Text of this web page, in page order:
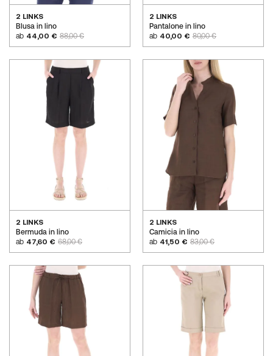
2 LINKS
Blusa in lino
ab 44,00 € 88,00 €
2 LINKS
Pantalone in lino
ab 40,00 € 80,00 €
2 LINKS
Bermuda in lino
ab 47,60 € 68,00 €
2 LINKS
Camicia in lino
ab 41,50 € 83,00 €